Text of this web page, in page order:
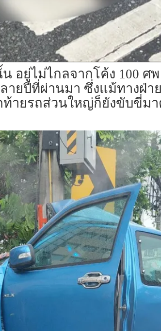
อยู่ไม่ไกลจากโค้ง 100 ศ
ายปีที่ผ่านมา ซึ่งแม้ทางฝ่า
ยรถส่วนใหญ่ก็ยังขับขี่มา